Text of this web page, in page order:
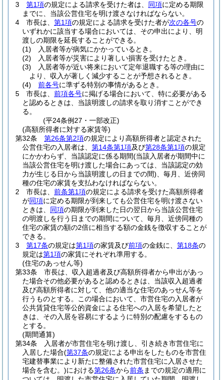
3
第1項の規定による請求を受けた者は、 同項に定める期限
までに、当該公営住宅を明け渡さなければならない。
4
市長は、 第1項の規定による請求を受けた者が次の各号の
いずれかに該当する場合においては、その申出により、明
渡しの期限を延長することができる。
(1)
入居者等が病気にかかっているとき。
(2)
入居者等が災害により著しい損害を受けたとき。
(3)
入居者等が近い将来において定年退職する等の理由に
より、収入が著しく減少することが予想されるとき。
(4)
前各号に準ずる特別の事情があるとき。
5
市長は、 前項各号に掲げる場合において、特に必要がある
と認めるときは、当該明渡しの請求を取り消すことができ
る。
(平24条例27・一部改正)
(高額所得者に対する家賃等)
第32条
第26条第2項の規定により高額所得者と認定された
公営住宅の入居者は、 第14条第1項及び第28条第1項の規定
にかかわらず、当該認定に係る期間(当該入居者が期間中に
当該公営住宅を明け渡した場合にあっては、当該認定の効
力が生じる日から当該明渡しの日までの間) 、毎月、近傍同
種の住宅の家賃を支払わなければならない。
2
市長は、 前条第1項の規定による請求を受けた高額所得者
が同項に定める期限が到来しても公営住宅を明け渡さない
ときは、 同項の期限が到来した日の翌日から当該公営住宅
の明渡しを行う日までの期間について、毎月、近傍同種の
住宅の家賃の額の2倍に相当する額の金銭を徴収することが
できる。
3
第17条の規定は第1項の家賃及び前項の金銭に、 第18条の
規定は第1項の家賃にそれぞれ準用する。
(住宅のあっせん等)
第33条
市長は、収入超過者及び高額所得者から申出があっ
た場合その他必要があると認めるときは、当該収入超過者
及び高額所得者に対して、他の適当な住宅のあっせん等を
行うものとする。
この場合において、市営住宅の入居者が
公共賃貸住宅等公的資金による住宅への入居を希望したと
きは、その入居を容易にするように特別の配慮をするもの
とする。
(期間通算)
第34条
入居者が市営住宅を明け渡し、引き続き市営住宅に
入居した場合(第37条の規定による申出をしたものを市営住
宅建替事業により新たに整備された市営住宅に入居させた
場合を含む。)における第26条から前条 までの規定の適用に